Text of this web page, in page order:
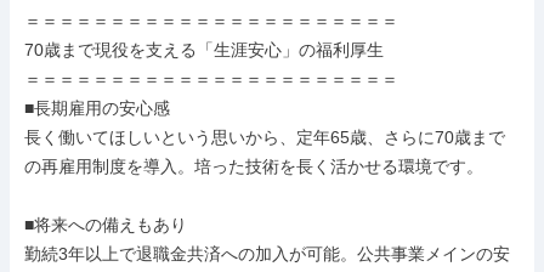
＝＝＝＝＝＝＝＝＝＝＝＝＝＝＝＝＝＝＝＝＝＝
70歳まで現役を支える「生涯安心」の福利厚生
＝＝＝＝＝＝＝＝＝＝＝＝＝＝＝＝＝＝＝＝＝＝
■長期雇用の安心感
長く働いてほしいという思いから、定年65歳、さらに70歳まで
の再雇用制度を導入。培った技術を長く活かせる環境です。
■将来への備えもあり
勤続3年以上で退職金共済への加入が可能。公共事業メインの安